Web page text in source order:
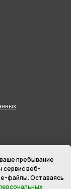
пребывание
сервис веб-
файлы. Оставаясь